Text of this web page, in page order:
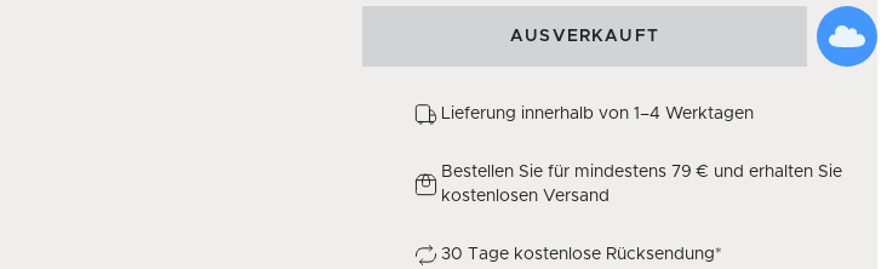
AUSVERKAUFT
Lieferung innerhalb von 1–4 Werktagen
Bestellen Sie für mindestens 79 € und erhalten Sie
kostenlosen Versand
30 Tage kostenlose Rücksendung*